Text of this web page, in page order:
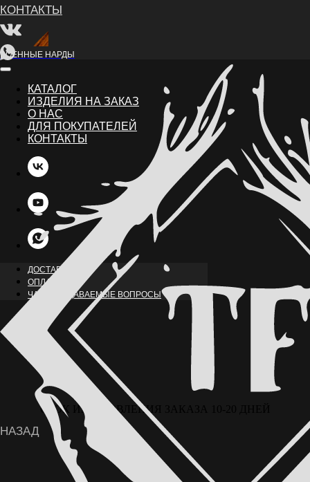
ВОЕННЫЕ НАРДЫ
КАТАЛОГ
ИЗДЕЛИЯ НА ЗАКАЗ
О НАС
ДЛЯ ПОКУПАТЕЛЕЙ
КОНТАКТЫ
ДОСТАВКА
ОПЛАТА
ЧАСТО ЗАДАВАЕМЫЕ ВОПРОСЫ
СРОК ИЗГОТОВЛЕНИЯ ЗАКАЗА 10-20 ДНЕЙ